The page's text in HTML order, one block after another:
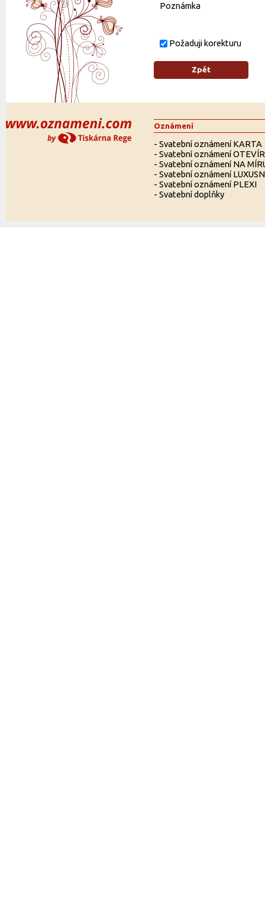
Poznámka
Požaduji korekturu
Oznámení
- Svatební oznámení KARTA
- Svatební oznámení
- Svatební oznámení NA
- Svatební oznámení
- Svatební oznámení PLEXI
- Svatební doplňky